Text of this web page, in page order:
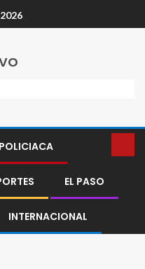
POLICIACA
EL PASO
INTERNACIONAL